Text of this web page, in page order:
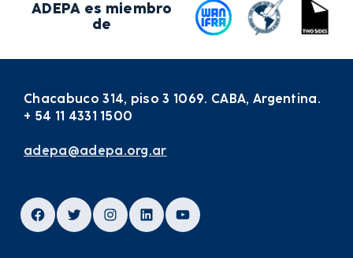
ADEPA es miembro
de
Chacabuco 314, piso 3 1069. CABA, Argentina.
+ 54 11 4331 1500
adepa@adepa.org.ar
Facebook
TwitterInstagram
LinkedInYouTube